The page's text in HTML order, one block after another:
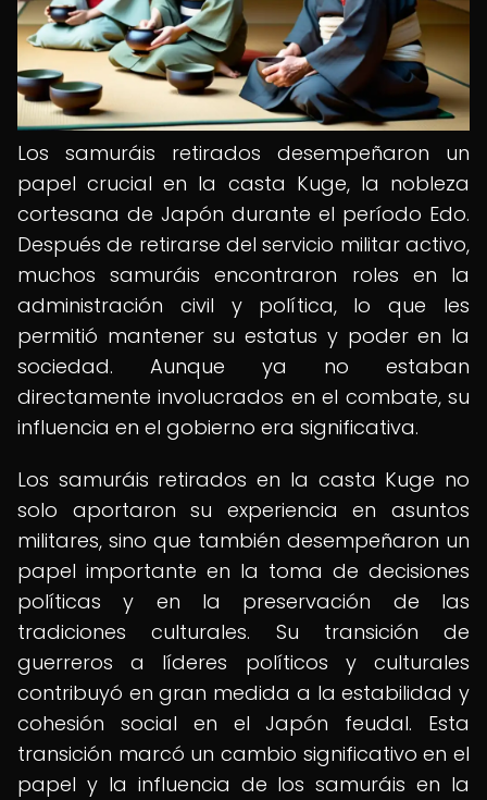
Los samuráis retirados desempeñaron un
papel crucial en la casta Kuge, la nobleza
cortesana de Japón durante el período Edo.
Después de retirarse del servicio militar activo,
muchos samuráis encontraron roles en la
administración civil y política, lo que les
permitió mantener su estatus y poder en la
sociedad. Aunque ya no estaban
directamente involucrados en el combate, su
influencia en el gobierno era significativa.
Los samuráis retirados en la casta Kuge no
solo aportaron su experiencia en asuntos
militares, sino que también desempeñaron un
papel importante en la toma de decisiones
políticas y en la preservación de las
tradiciones culturales. Su transición de
guerreros a líderes políticos y culturales
contribuyó en gran medida a la estabilidad y
cohesión social en el Japón feudal. Esta
transición marcó un cambio significativo en el
papel y la influencia de los samuráis en la